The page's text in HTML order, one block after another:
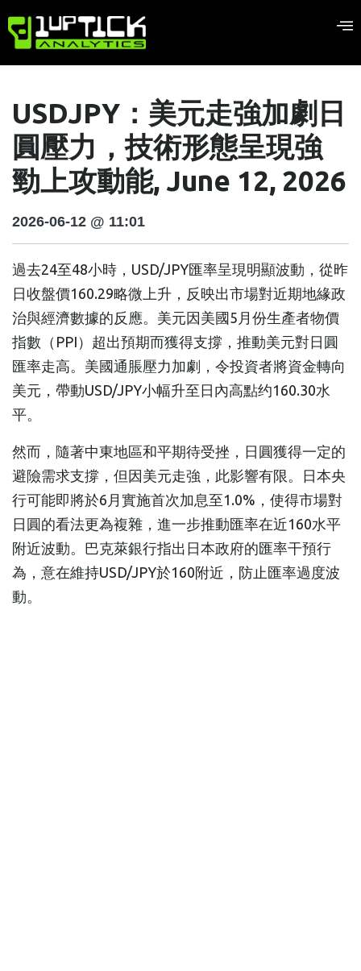
USDJPY：美元走強加劇日
圓壓力，技術形態呈現強
勁上攻動能, June 12, 2026
2026-06-12 @ 11:01
過去24至48小時，USD/JPY匯率呈現明顯波動，從昨
日收盤價160.29略微上升，反映出市場對近期地緣政
治與經濟數據的反應。美元因美國5月份生產者物價
指數（PPI）超出預期而獲得支撐，推動美元對日圓
匯率走高。美國通脹壓力加劇，令投資者將資金轉向
美元，帶動USD/JPY小幅升至日內高點约160.30水
平。
然而，隨著中東地區和平期待受挫，日圓獲得一定的
避險需求支撐，但因美元走強，此影響有限。日本央
行可能即將於6月實施首次加息至1.0%，使得市場對
日圓的看法更為複雜，進一步推動匯率在近160水平
附近波動。巴克萊銀行指出日本政府的匯率干預行
為，意在維持USD/JPY於160附近，防止匯率過度波
動。